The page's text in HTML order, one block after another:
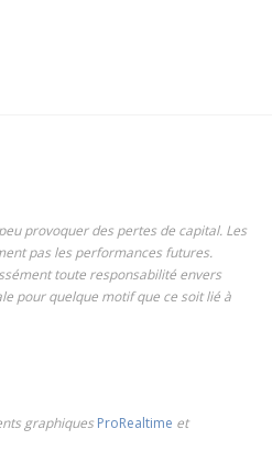
provoquer des pertes de capital. Les
pas les performances futures.
toute responsabilité envers
pour quelque motif que ce soit lié à
graphiques ProRealtime et